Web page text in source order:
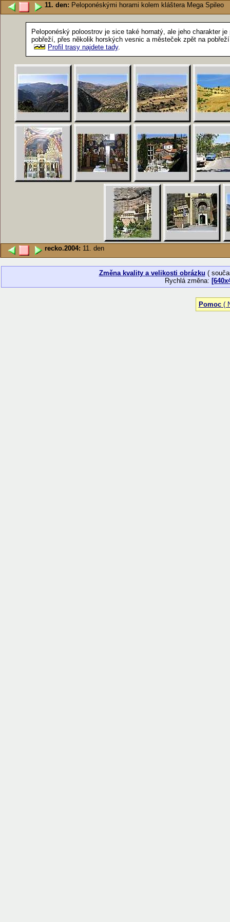
11. den: Peloponéskými horami kolem kláštera Mega Spileo
Peloponéský poloostrov je sice také hornatý, ale jeho charakter
pobřeží, přes několik horských vesnic a městeček zpět na
Profil trasy najdete tady.
recko.2004: 11. den
Změna kvality a velikosti obrázku (
Rychlá změna:
Pomoc(